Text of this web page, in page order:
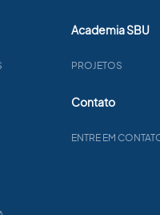
Academia SBU
PROJETOS
Contato
ENTRE EM